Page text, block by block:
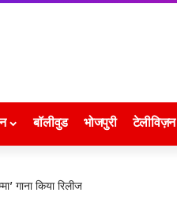
बॉलीवुड भोजपुरी टेलीविज़न
गाना किया रिलीज